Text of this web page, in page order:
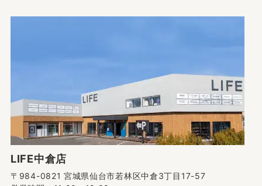
LIFE中倉店
〒984-0821 宮城県仙台市若林区中倉3丁目17-57